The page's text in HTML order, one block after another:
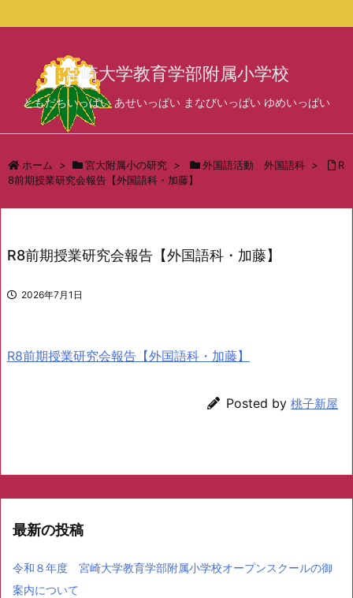
宮崎大学教育学部附属小学校
ともだちいっぱい あせいっぱい まなびいっぱい ゆめいっぱい
検索
ホーム > 宮大附属小の研究 > 外国語活動 外国語科 >
R
8前期授業研究会報告【外国語科・加藤】
R8前期授業研究会報告【外国語科・加藤】
2026年7月1日
R8前期授業研究会報告【外国語科・加藤】
Posted by 桃子新屋
最新の投稿
令和８年度 宮崎大学教育学部附属小学校オープンスクールの御
案内について